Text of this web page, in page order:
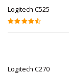
Logitech C525
Logitech C270